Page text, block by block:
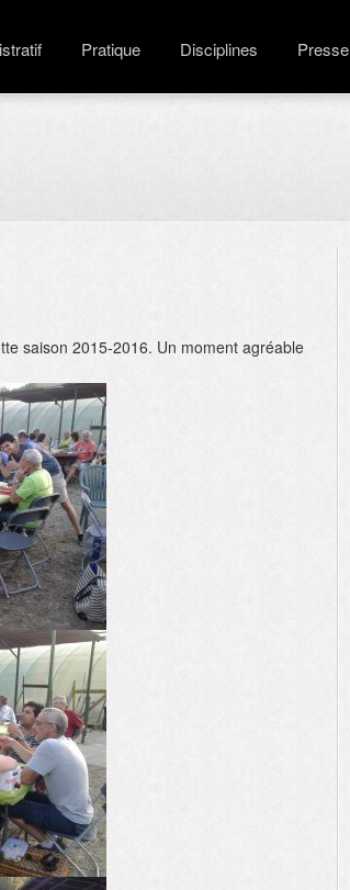
Pratique Disciplines Presse
saison 2015-2016. Un moment agréable